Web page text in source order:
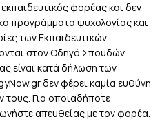
φορέας και δεν
προγράμματα ψυχολογίας και
των Εκπαιδευτικών
στον Οδηγό Σπουδών
είναι κατά δήλωση των
δεν φέρει καμία ευθύνη
τους. Για οποιαδήποτε
απευθείας με τον φορέα.